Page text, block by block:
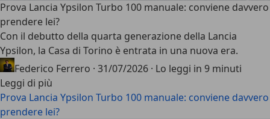
Prova Lancia Ypsilon Turbo 100 manuale: conviene davvero
prendere lei?
Con il debutto della quarta generazione della Lancia
Ypsilon, la Casa di Torino è entrata in una nuova era.
Federico Ferrero · 31/07/2026 · Lo leggi in 9 minuti
Leggi di più
Prova Lancia Ypsilon Turbo 100 manuale: conviene davvero
prendere lei?